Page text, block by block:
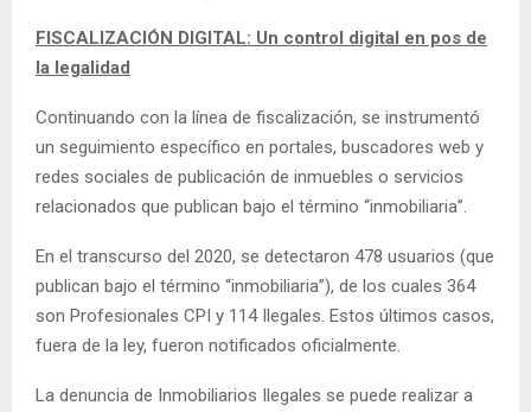
FISCALIZACIÓN DIGITAL: Un control digital en pos de
la legalidad
Continuando con la línea de fiscalización, se instrumentó
un seguimiento específico en portales, buscadores web y
redes sociales de publicación de inmuebles o servicios
relacionados que publican bajo el término “inmobiliaria”.
En el transcurso del 2020, se detectaron 478 usuarios (que
publican bajo el término “inmobiliaria”), de los cuales 364
son Profesionales CPI y 114 Ilegales. Estos últimos casos,
fuera de la ley, fueron notificados oficialmente.
La denuncia de Inmobiliarios Ilegales se puede realizar a